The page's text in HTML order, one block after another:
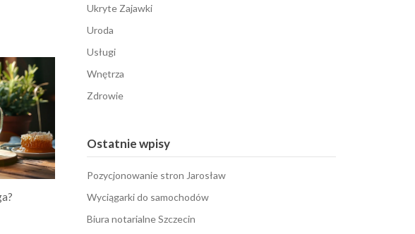
Ukryte Zajawki
Uroda
Usługi
Wnętrza
Zdrowie
Ostatnie wpisy
Pozycjonowanie stron Jarosław
Wyciągarki do samochodów
Biura notarialne Szczecin